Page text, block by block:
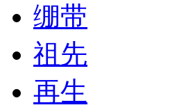
绷带
祖先
再生